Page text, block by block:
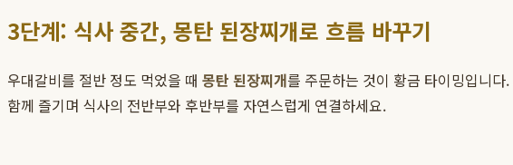
3단계: 식사 중간, 몽탄 된장찌개로 흐름 바꾸기
우대갈비를 절반 정도 먹었을 때 몽탄 된장찌개를 주문하는 것이 황금 타이밍입니
함께 즐기며 식사의 전반부와 후반부를 자연스럽게 연결하세요.